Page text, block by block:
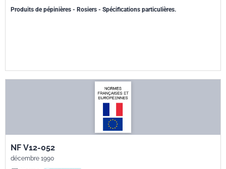
Produits de pépinières - Rosiers - Spécifications particulières.
NF V12-052
décembre 1990